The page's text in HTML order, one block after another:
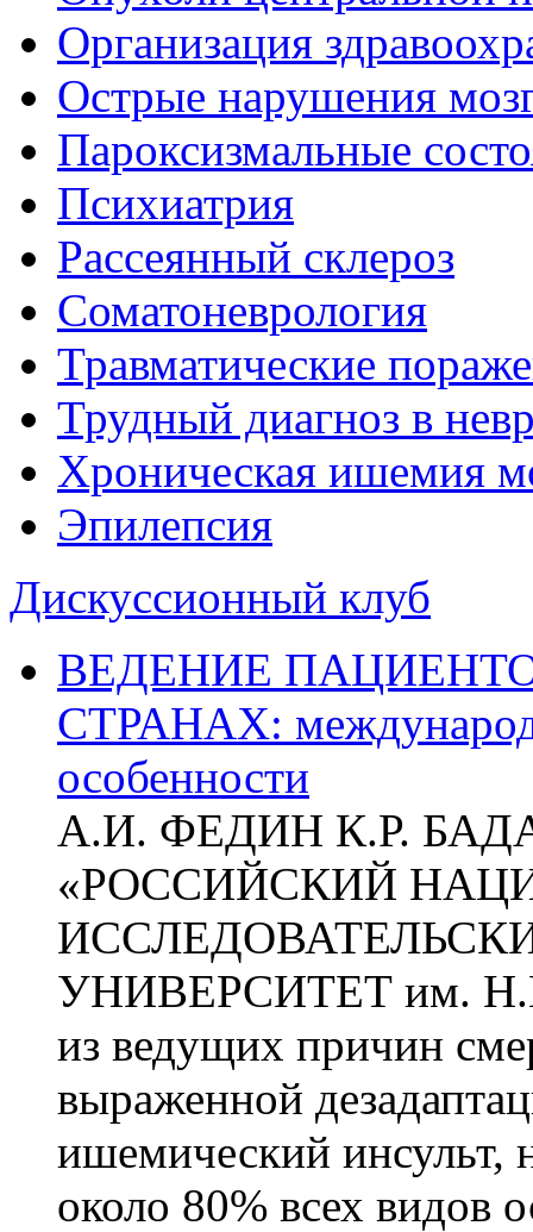
Организация
Острые нарушения
Пароксизмальные
Психиатрия
Рассеянный склероз
Соматоневрология
Травматические
Трудный диагноз в
Хроническая ишемия
Эпилепсия
Дискуссионный клуб
ВЕДЕНИЕ
СТРАНАХ:
особенности
А.И. ФЕДИН К.Р.
«РОССИЙСКИЙ
УНИВЕРСИТЕТ им.
из ведущих причин
выраженной
ишемический инсульт,
около 80% всех видов